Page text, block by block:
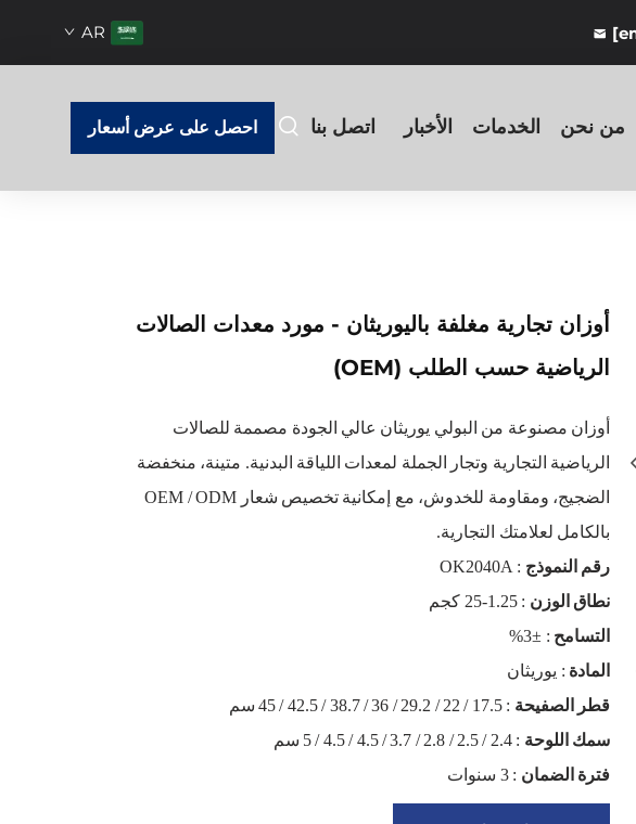
AR
من نحن الخدمات الأخبار اتصل بنا احصل على عرض أسعار
أوزان تجارية مغلفة باليوريثان - مورد معدات الصالات
الرياضية حسب الطلب (OEM)
أوزان مصنوعة من البولي يوريثان عالي الجودة مصممة للصالات
الرياضية التجارية وتجار الجملة لمعدات اللياقة البدنية. متينة، منخفضة
الضجيج، ومقاومة للخدوش، مع إمكانية تخصيص شعار OEM / ODM
بالكامل لعلامتك التجارية.
رقم النموذج : OK2040A
نطاق الوزن : 1.25-25 كجم
التسامح : ±3%
المادة : يوريثان
قطر الصفيحة : 17.5 / 22 / 29.2 / 36 / 38.7 / 42.5 / 45 سم
سمك اللوحة : 2.4 / 2.5 / 2.8 / 3.7 / 4.5 / 4.5 / 5 سم
فترة الضمان : 3 سنوات